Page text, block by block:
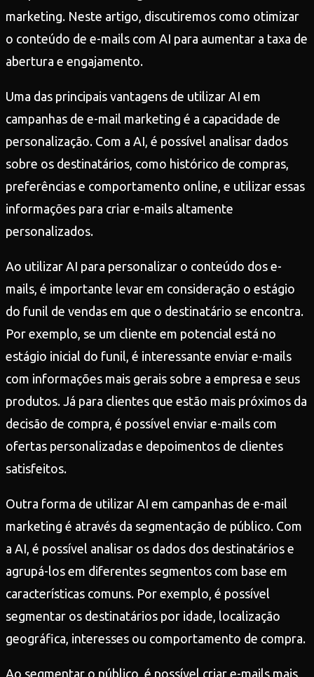
marketing. Neste artigo, discutiremos como otimizar
o conteúdo de e-mails com AI para aumentar a taxa de
abertura e engajamento.
Uma das principais vantagens de utilizar AI em
campanhas de e-mail marketing é a capacidade de
personalização. Com a AI, é possível analisar dados
sobre os destinatários, como histórico de compras,
preferências e comportamento online, e utilizar essas
informações para criar e-mails altamente
personalizados.
Ao utilizar AI para personalizar o conteúdo dos e-
mails, é importante levar em consideração o estágio
do funil de vendas em que o destinatário se encontra.
Por exemplo, se um cliente em potencial está no
estágio inicial do funil, é interessante enviar e-mails
com informações mais gerais sobre a empresa e seus
produtos. Já para clientes que estão mais próximos da
decisão de compra, é possível enviar e-mails com
ofertas personalizadas e depoimentos de clientes
satisfeitos.
Outra forma de utilizar AI em campanhas de e-mail
marketing é através da segmentação de público. Com
a AI, é possível analisar os dados dos destinatários e
agrupá-los em diferentes segmentos com base em
características comuns. Por exemplo, é possível
segmentar os destinatários por idade, localização
geográfica, interesses ou comportamento de compra.
Ao segmentar o público, é possível criar e-mails mais